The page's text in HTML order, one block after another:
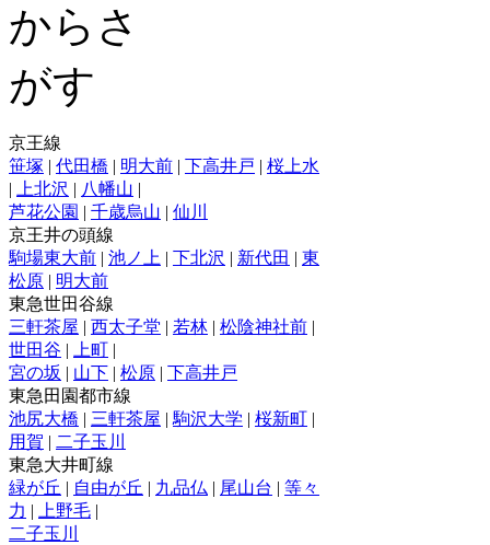
京王線
笹塚 | 代田橋 | 明大前 | 下高井戸 | 桜上水
|
上北沢 | 八幡山 |
芦花公園 | 千歳烏山 | 仙川
京王井の頭線
駒場東大前 | 池ノ上 | 下北沢 | 新代田 | 東
松原 | 明大前
東急世田谷線
三軒茶屋 | 西太子堂 | 若林 | 松陰神社前 |
世田谷 | 上町 |
宮の坂 | 山下 | 松原 | 下高井戸
東急田園都市線
池尻大橋 | 三軒茶屋 | 駒沢大学 | 桜新町 |
用賀 | 二子玉川
東急大井町線
緑が丘 | 自由が丘 | 九品仏 | 尾山台 | 等々
力 | 上野毛 |
二子玉川